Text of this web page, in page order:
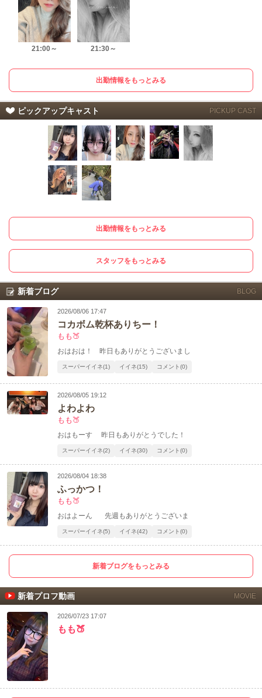
21:00～ 21:30～
出勤情報をもっとみる
ピックアップキャスト PICKUP CAST
出勤情報をもっとみる
スタッフをもっとみる
新着ブログ BLOG
2026/08/06 17:47
コカボム乾杯ありちー！
もも🍑‪
おはおは！ 昨日もありがとうございまし
スーパーイイネ(1) イイネ(15) コメント(0)
2026/08/05 19:12
よわよわ
もも🍑‪
おはもーす 昨日もありがとうでした！
スーパーイイネ(2) イイネ(30) コメント(0)
2026/08/04 18:38
ふっかつ！
もも🍑‪
おはよーん 先週もありがとうございま
スーパーイイネ(5) イイネ(42) コメント(0)
新着ブログをもっとみる
新着プロフ動画 MOVIE
2026/07/23 17:07
もも🍑‪